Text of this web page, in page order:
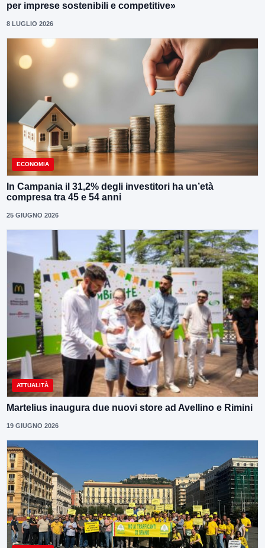
per imprese sostenibili e competitive»
8 LUGLIO 2026
ECONOMIA
In Campania il 31,2% degli investitori ha un’età
compresa tra 45 e 54 anni
25 GIUGNO 2026
ATTUALITÀ
Martelius inaugura due nuovi store ad Avellino e Rimini
19 GIUGNO 2026